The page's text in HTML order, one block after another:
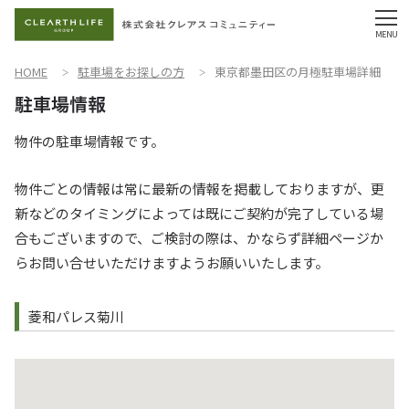
HOME 駐車場をお探しの方 東京都墨田区の月極駐車場詳細
物件の駐車場情報です。
物件ごとの情報は常に最新の情報を掲載しておりますが、更
新などのタイミングによっては既にご契約が完了している場
合もございますので、ご検討の際は、かならず詳細ページか
らお問い合せいただけますようお願いいたします。
菱和パレス菊川